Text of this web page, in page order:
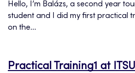
Hello, I’m Balázs, a second year
student and I did my first practical
on the...
Practical Training1 at